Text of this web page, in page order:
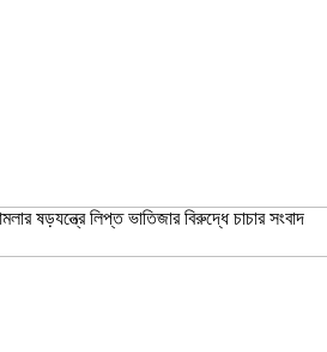
ষড়যন্ত্রে লিপ্ত ভাতিজার বিরুদ্ধে চাচার সংবাদ